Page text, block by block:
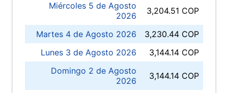
Miércoles 5 de Agosto
2026
3,204.51 COP
Martes 4 de Agosto 2026
3,230.44 COP
Lunes 3 de Agosto 2026
3,144.14 COP
Domingo 2 de Agosto
2026
3,144.14 COP